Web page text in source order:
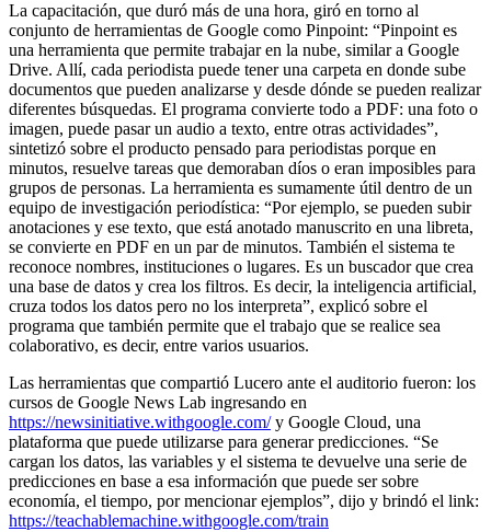
La capacitación, que duró más de una hora, giró en torno al
conjunto de herramientas de Google como Pinpoint: “Pinpoint es
una herramienta que permite trabajar en la nube, similar a Google
Drive. Allí, cada periodista puede tener una carpeta en donde sube
documentos que pueden analizarse y desde dónde se pueden realizar
diferentes búsquedas. El programa convierte todo a PDF: una foto o
imagen, puede pasar un audio a texto, entre otras actividades”,
sintetizó sobre el producto pensado para periodistas porque en
minutos, resuelve tareas que demoraban díos o eran imposibles para
grupos de personas. La herramienta es sumamente útil dentro de un
equipo de investigación periodística: “Por ejemplo, se pueden subir
anotaciones y ese texto, que está anotado manuscrito en una libreta,
se convierte en PDF en un par de minutos. También el sistema te
reconoce nombres, instituciones o lugares. Es un buscador que crea
una base de datos y crea los filtros. Es decir, la inteligencia artificial,
cruza todos los datos pero no los interpreta”, explicó sobre el
programa que también permite que el trabajo que se realice sea
colaborativo, es decir, entre varios usuarios.
Las herramientas que compartió Lucero ante el auditorio fueron: los
cursos de Google News Lab ingresando en
https://newsinitiative.withgoogle.com/y Google Cloud, una
plataforma que puede utilizarse para generar predicciones. “Se
cargan los datos, las variables y el sistema te devuelve una serie de
predicciones en base a esa información que puede ser sobre
economía, el tiempo, por mencionar ejemplos”, dijo y brindó el link:
https://teachablemachine.withgoogle.com/train